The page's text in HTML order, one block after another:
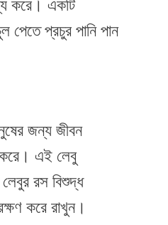
করে। একটি
পেতে প্রচুর পানি পান
জন্য জীবন
করে। এই লেবু
রস বিশুদ্ধ
করে রাখুন।